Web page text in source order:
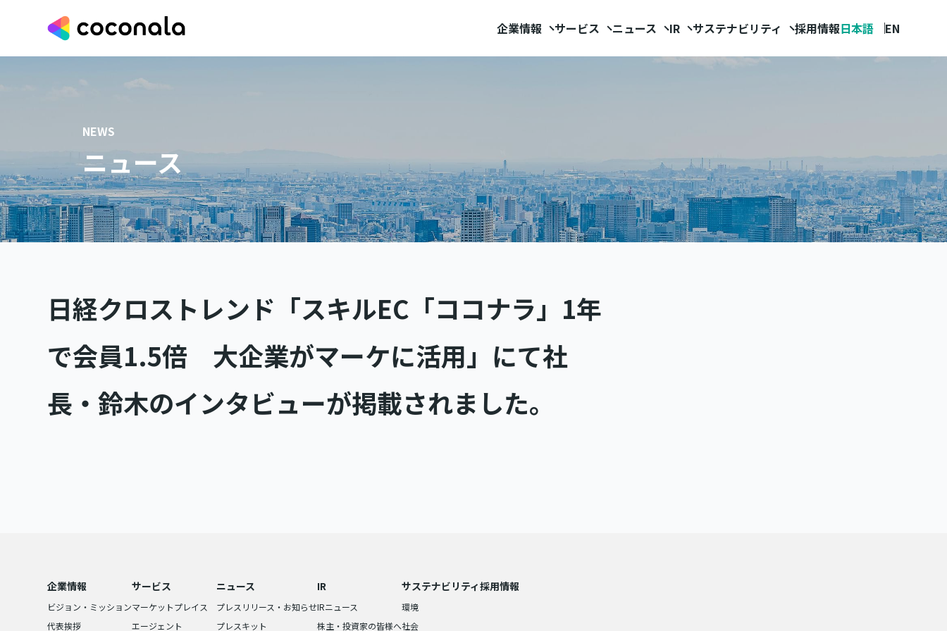
企業情報 サービス ニュース IR サステナビリティ 採用情報日本語 EN
NEWS
ニュース
日経クロストレンド「スキルEC「ココナラ」1年
で会員1.5倍 大企業がマーケに活用」にて社
長・鈴木のインタビューが掲載されました。
企業情報
ビジョン・ミッション
代表挨拶
サービス
マーケットプレイス
エージェント
ニュース
プレスリリース・お知らせ
プレスキット
IR
IRニュース
株主・投資家の皆様へ
サステナビリティ
環境
社会
採用情報